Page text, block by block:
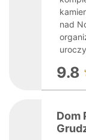
nad
9.8
Dom